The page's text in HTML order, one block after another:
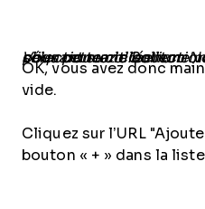
Vous pouvez créer une nouvelle collection en cliquant sur le bouton Nouveau, en sélectionnant Collection, et en entrant un nom pour cette collection.
OK, vous avez donc
vide.
Cliquez sur l’URL
bouton « + » dans la